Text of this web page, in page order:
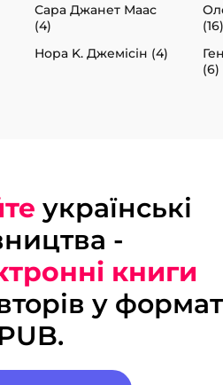
Сара Джанет Маас
(4)
(16)
Нора K. Джемісін (4)
(6)
українські
-
книги
у